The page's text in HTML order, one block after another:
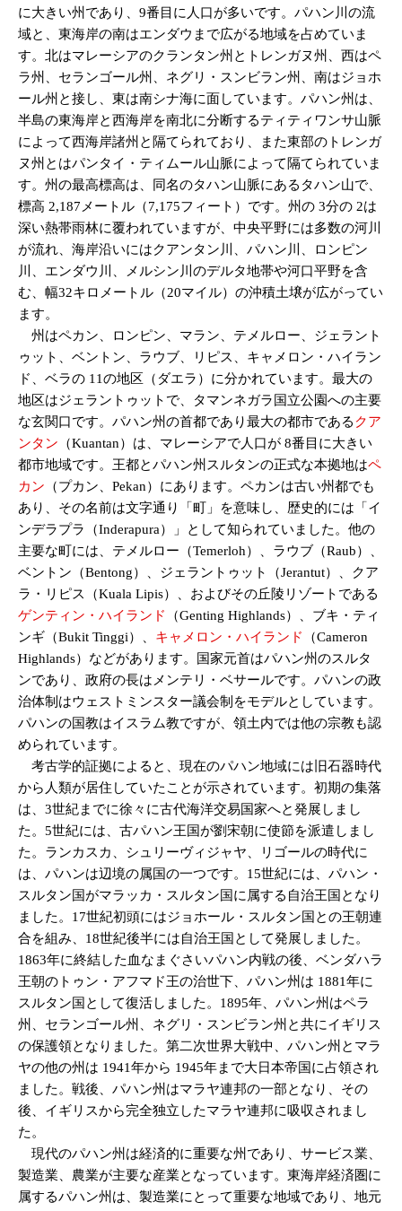
に大きい州であり、9番目に人口が多いです。パハン川の流
域と、東海岸の南はエンダウまで広がる地域を占めていま
す。北はマレーシアのクランタン州とトレンガヌ州、西はペ
ラ州、セランゴール州、ネグリ・スンビラン州、南はジョホ
ール州と接し、東は南シナ海に面しています。パハン州は、
半島の東海岸と西海岸を南北に分断するティティワンサ山脈
によって西海岸諸州と隔てられており、また東部のトレンガ
ヌ州とはパンタイ・ティムール山脈によって隔てられていま
す。州の最高標高は、同名のタハン山脈にあるタハン山で、
標高 2,187メートル（7,175フィート）です。州の 3分の 2は
深い熱帯雨林に覆われていますが、中央平野には多数の河川
が流れ、海岸沿いにはクアンタン川、パハン川、ロンピン
川、エンダウ川、メルシン川のデルタ地帯や河口平野を含
む、幅32キロメートル（20マイル）の沖積土壌が広がってい
ます。
州はペカン、ロンピン、マラン、テメルロー、ジェラント
ゥット、ベントン、ラウブ、リピス、キャメロン・ハイラン
ド、ベラの 11の地区（ダエラ）に分かれています。最大の
地区はジェラントゥットで、タマンネガラ国立公園への主要
な玄関口です。パハン州の首都であり最大の都市であるクア
ンタン （Kuantan）は、マレーシアで人口が 8番目に大きい
都市地域です。王都とパハン州スルタンの正式な本拠地はペ
カン （プカン、Pekan）にあります。ペカンは古い州都でも
あり、その名前は文字通り「町」を意味し、歴史的には「イ
ンデラプラ（Inderapura）」として知られていました。他の
主要な町には、テメルロー（Temerloh）、ラウブ（Raub）、
ベントン（Bentong）、ジェラントゥット（Jerantut）、クア
ラ・リピス（Kuala Lipis）、およびその丘陵リゾートである
ゲンティン・ハイランド
（Genting Highlands）、ブキ・ティ
ンギ（Bukit Tinggi）、 キャメロン・ハイランド
（Cameron
Highlands）などがあります。国家元首はパハン州のスルタ
ンであり、政府の長はメンテリ・ベサールです。パハンの政
治体制はウェストミンスター議会制をモデルとしています。
パハンの国教はイスラム教ですが、領土内では他の宗教も認
められています。
考古学的証拠によると、現在のパハン地域には旧石器時代
から人類が居住していたことが示されています。初期の集落
は、3世紀までに徐々に古代海洋交易国家へと発展しまし
た。5世紀には、古パハン王国が劉宋朝に使節を派遣しまし
た。ランカスカ、シュリーヴィジャヤ、リゴールの時代に
は、パハンは辺境の属国の一つです。15世紀には、パハン・
スルタン国がマラッカ・スルタン国に属する自治王国となり
ました。17世紀初頭にはジョホール・スルタン国との王朝連
合を組み、18世紀後半には自治王国として発展しました。
1863年に終結した血なまぐさいパハン内戦の後、ベンダハラ
王朝のトゥン・アフマド王の治世下、パハン州は 1881年に
スルタン国として復活しました。1895年、パハン州はペラ
州、セランゴール州、ネグリ・スンビラン州と共にイギリス
の保護領となりました。第二次世界大戦中、パハン州とマラ
ヤの他の州は 1941年から 1945年まで大日本帝国に占領され
ました。戦後、パハン州はマラヤ連邦の一部となり、その
後、イギリスから完全独立したマラヤ連邦に吸収されまし
た。
現代のパハン州は経済的に重要な州であり、サービス業、
製造業、農業が主要な産業となっています。東海岸経済圏に
属するパハン州は、製造業にとって重要な地域であり、地元